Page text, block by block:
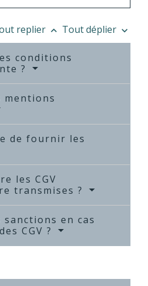
replier keyboard_arrow_up Tout déplier keyboard_arrow_down
conditions
?
mentions
de fournir les
les CGV
transmises ?
en cas
CGV ?